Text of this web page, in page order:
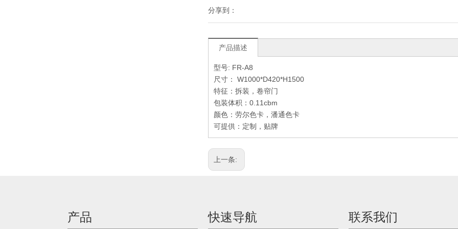
分享到：
产品描述
型号: FR-A8
尺寸： W1000*D420*H1500
特征：拆装，卷帘门
包装体积：0.11cbm
颜色：劳尔色卡，潘通色卡
可提供：定制，贴牌
上一条:
产品 快速导航 联系我们